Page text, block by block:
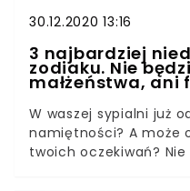
30.12.2020 13:16
3 najbardziej
zodiaku. Nie
małżeństwa, ani
W waszej sypialni już
namiętności? A może
twoich oczekiwań?